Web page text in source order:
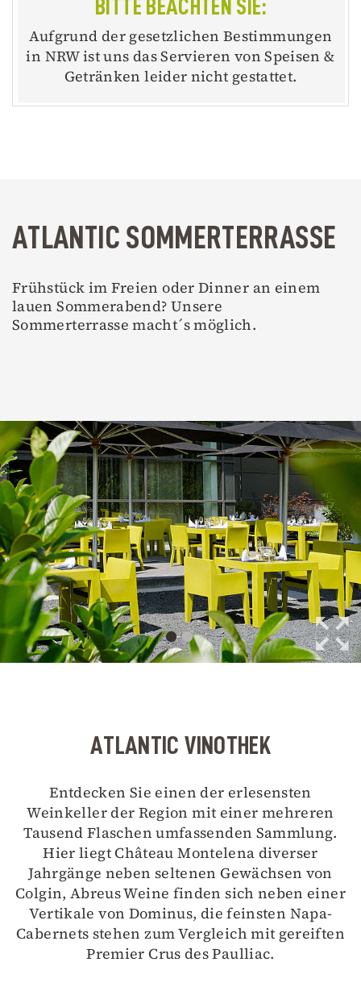
BITTE BEACHTEN SIE:
Aufgrund der gesetzlichen Bestimmungen
in NRW ist uns das Servieren von Speisen &
Getränken leider nicht gestattet.
ATLANTIC SOMMERTERRASSE
Frühstück im Freien oder Dinner an einem
lauen Sommerabend? Unsere
Sommerterrasse macht´s möglich.
ATLANTIC VINOTHEK
Entdecken Sie einen der erlesensten
Weinkeller der Region mit einer mehreren
Tausend Flaschen umfassenden Sammlung.
Hier liegt Château Montelena diverser
Jahrgänge neben seltenen Gewächsen von
Colgin, Abreus Weine finden sich neben einer
Vertikale von Dominus, die feinsten Napa-
Cabernets stehen zum Vergleich mit gereiften
Premier Crus des Paulliac.